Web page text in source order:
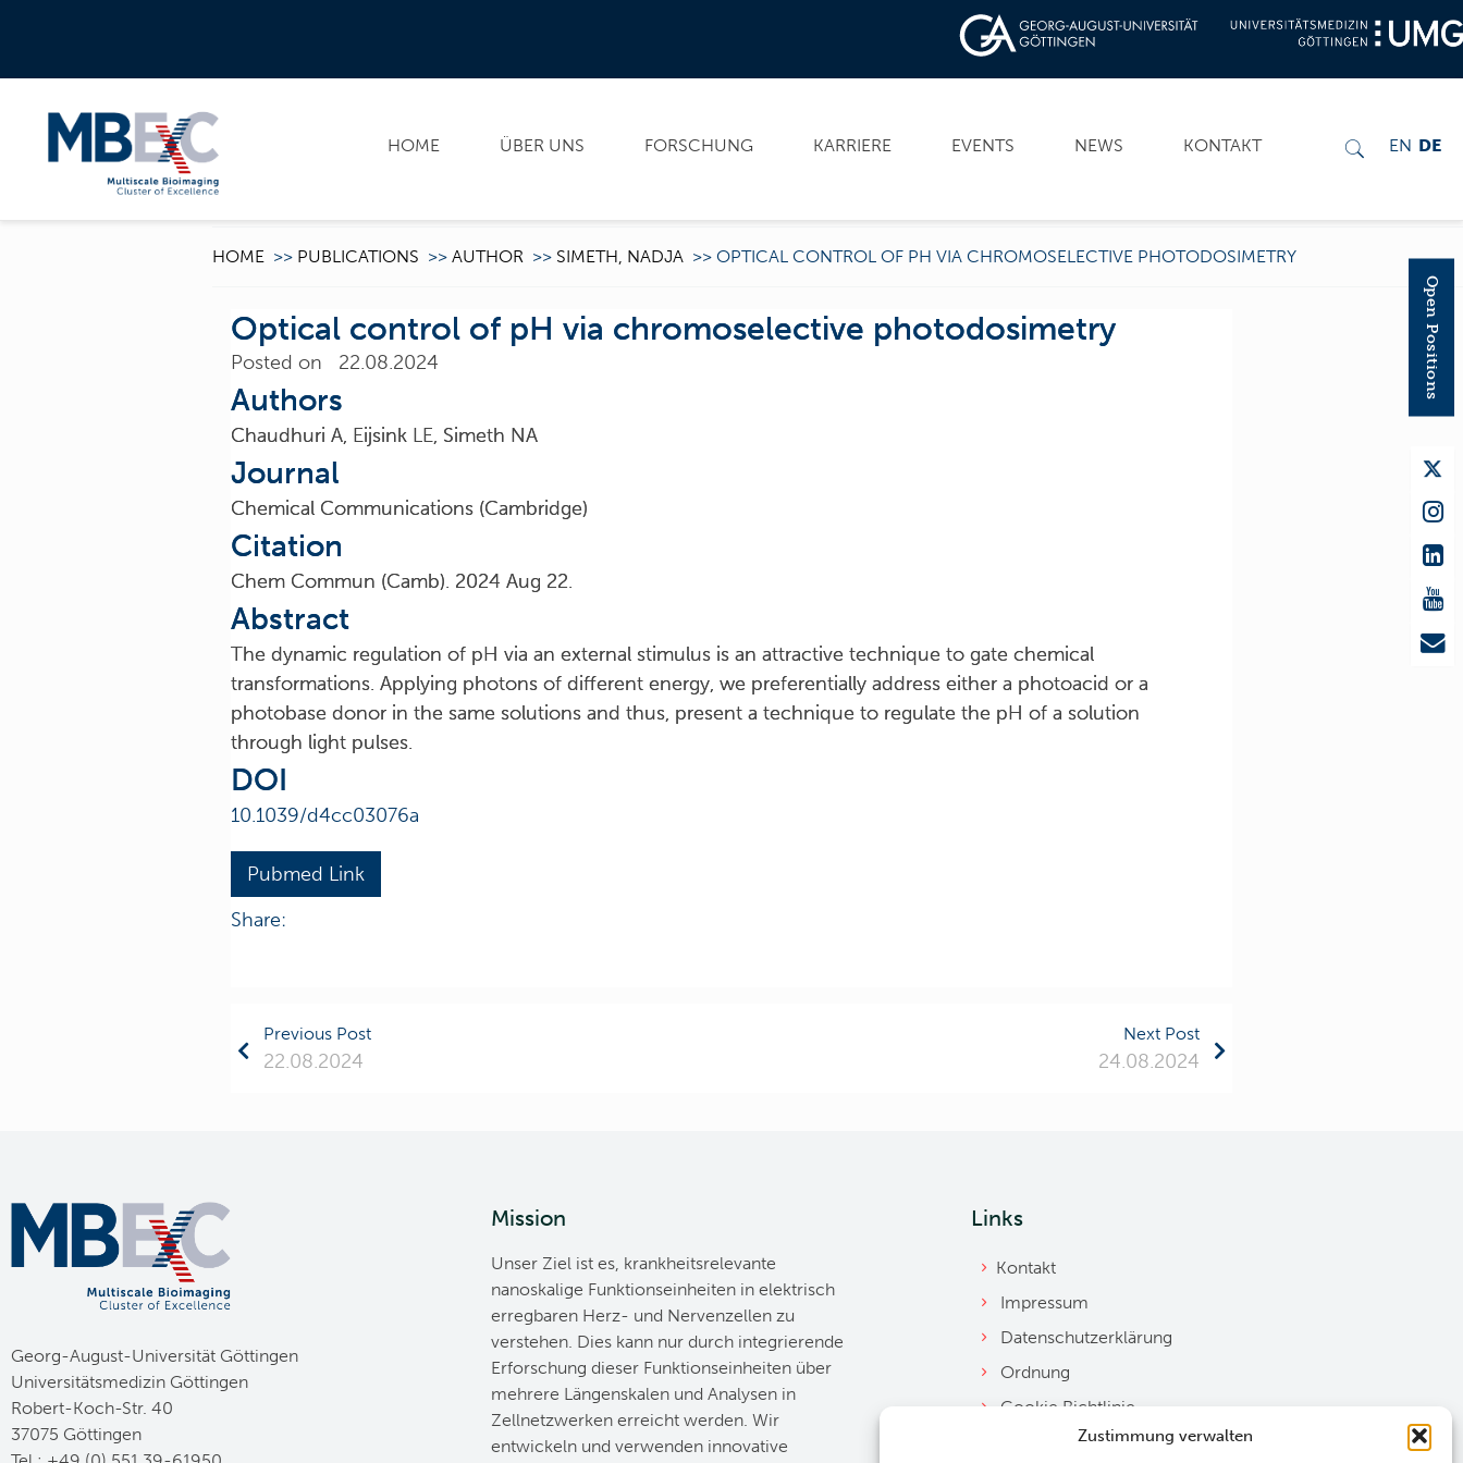
Zustimmung verwalten
HOME ÜBER UNS FORSCHUNG KARRIERE EVENTS NEWS KONTAKT EN DE
HOME >> PUBLICATIONS >> AUTHOR >> SIMETH, NADJA >> OPTICAL CONTROL OF PH VIA CHROMOSELECTIVE PHOTODOSIMETRY
Optical control of pH via chromoselective photodosimetry
Posted on 22.08.2024
Authors
Chaudhuri A, Eijsink LE, Simeth NA
Journal
Chemical Communications (Cambridge)
Citation
Chem Commun (Camb). 2024 Aug 22.
Abstract
The dynamic regulation of pH via an external stimulus is an attractive technique to gate chemical
transformations. Applying photons of different energy, we preferentially address either a photoacid or a
photobase donor in the same solutions and thus, present a technique to regulate the pH of a solution
through light pulses.
DOI
10.1039/d4cc03076a
Pubmed Link
Share:
Previous Post
22.08.2024
Next Post
24.08.2024
Georg-August-Universität Göttingen
Universitätsmedizin Göttingen
Robert-Koch-Str. 40
37075 Göttingen
Mission
Unser Ziel ist es, krankheitsrelevante
nanoskalige Funktionseinheiten in elektrisch
erregbaren Herz- und Nervenzellen zu
verstehen. Dies kann nur durch integrierende
Erforschung dieser Funktionseinheiten über
mehrere Längenskalen und Analysen in
Zellnetzwerken erreicht werden. Wir
entwickeln und verwenden innovative
Links
Kontakt
Impressum
Datenschutzerklärung
Ordnung
Cookie Richtlinie
Downloads
Open Positions